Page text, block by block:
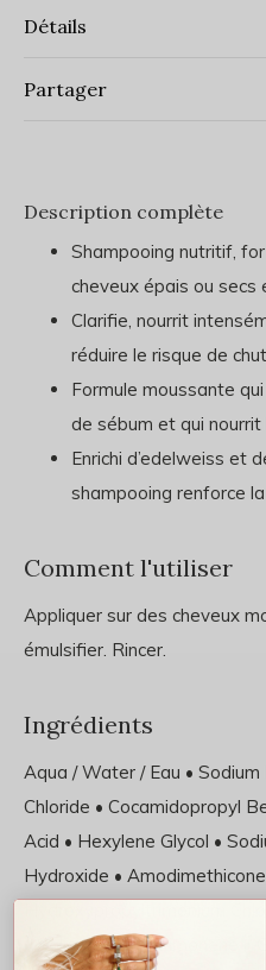
Détails
Partager
Description complète
Shampooing nutritif,
cheveux épais ou secs
Clarifie, nourrit
réduire le risque de
Formule moussante
de sébum et qui
Enrichi d’edelweiss et
shampooing renforce
Comment l'utiliser
Appliquer sur des cheveux
émulsifier. Rincer.
Ingrédients
Aqua / Water / Eau •
Chloride • Cocamidopropyl
Acid • Hexylene Glycol •
Hydroxide •
Hydroxypropyltrimonium
• Salicylic Acid • Limonene •